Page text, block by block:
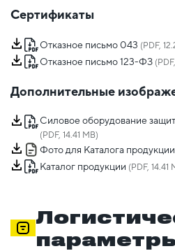
Сертификаты
Отказное письмо 043 (PDF,
Отказное письмо 123-ФЗ
Дополнительные
Силовое оборудование
(PDF, 14.41 MB)
Фото для Каталога продукции
Каталог продукции (PDF, 14.41